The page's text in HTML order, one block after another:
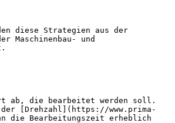
diese Strategien aus der
und
ab, die bearbeitet werden soll.
[Drehzahl](https://www.prima-
die Bearbeitungszeit erheblich